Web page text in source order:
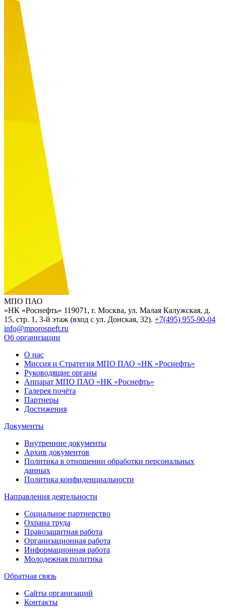
МПО ПАО
«НК «Роснефть» 119071, г. Москва, ул. Малая Калужская, д.
15, стр. 1, 3-й этаж (вход с ул. Донская, 32). +7(495) 955-90-04
info@mporosneft.ru
Об организации
О нас
Миссия и Стратегия МПО ПАО «НК «Роснефть»
Руководящие органы
Аппарат МПО ПАО «НК «Роснефть»
Галерея почёта
Партнеры
Достижения
Документы
Внутренние документы
Архив документов
Политика в отношении обработки персональных
данных
Политика конфиденциальности
Направления деятельности
Социальное партнерство
Охрана труда
Правозащитная работа
Организационная работа
Информационная работа
Молодежная политика
Обратная связь
Сайты организаций
Контакты